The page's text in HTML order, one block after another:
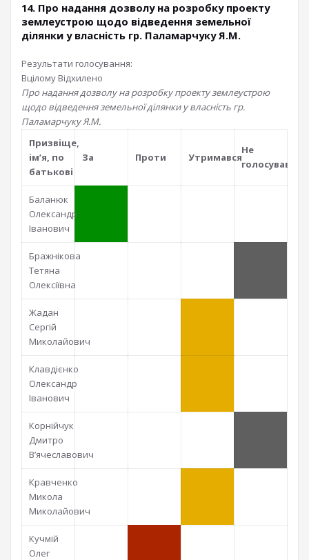
14. Про надання дозволу на розробку проекту
землеустрою щодо відведення земельної
ділянки у власність гр. Паламарчуку Я.М.
Результати голосування:
Вцілому Відхилено
Про надання дозволу на розробку проекту землеустрою
щодо відведення земельної ділянки у власність гр.
Паламарчуку Я.М.
Призвiще,
iм’я, по
батьковi
За Проти Утримався
Не
голосував
Баланюк
Олександр
Іванович
Бражнікова
Тетяна
Олексіївна
Жадан
Сергій
Миколайович
Клавдієнко
Олександр
Іванович
Корнійчук
Дмитро
В’ячеславович
Кравченко
Микола
Миколайович
Кучмій
Олег